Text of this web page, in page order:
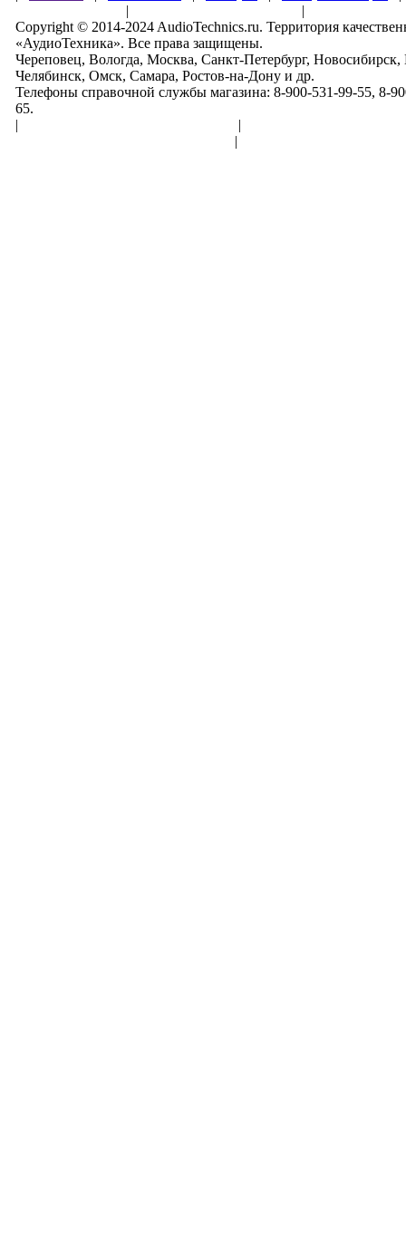
|
|
Copyright © 2014-2024 AudioTechnics.ru. Территория
«АудиоТехника». Все права защищены.
Череповец, Вологда, Москва, Санкт-Петербург,
Челябинск, Омск, Самара, Ростов-на-Дону и др.
Телефоны справочной службы магазина: 8-900-531-99-55, 8-
65.
|
|
|